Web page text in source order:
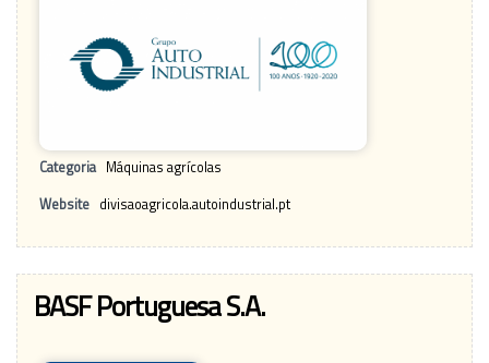
Categoria Máquinas agrícolas
Website divisaoagricola.autoindustrial.pt
BASF Portuguesa S.A.